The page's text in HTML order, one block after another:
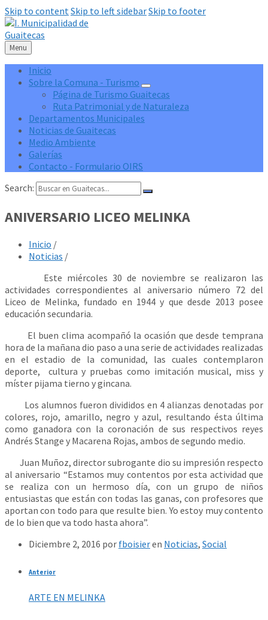
Skip to contentSkip to left sidebarSkip to footer
Menu
Inicio
Sobre la Comuna - Turismo
Página de Turismo Guaitecas
Ruta Patrimonial y de Naturaleza
Departamentos Municipales
Noticias de Guaitecas
Medio Ambiente
Galerías
Contacto - Formulario OIRS
Search:
ANIVERSARIO LICEO MELINKA
Inicio /
Noticias /
Este miércoles 30 de noviembre se realizaron las
actividades correspondientes al aniversario número 72 del
Liceo de Melinka, fundado en 1944 y que desde 2013 posee
educación secundaria.
El buen clima acompañó la ocasión que desde temprana
hora de la mañana dio paso a una serie de actividades realizadas
en el estadio de la comunidad, las cuales contemplaron
deporte, cultura y pruebas como imitación musical, miss y
míster pijama tierno y gincana.
Los alumnos fueron divididos en 4 alianzas denotadas por
colores, rojo, amarillo, negro y azul, resultando ésta última
como ganadora con la coronación de sus respectivos reyes
Andrés Stange y Macarena Rojas, ambos de segundo medio.
Juan Muñoz, director subrogante dio su impresión respecto
al aniversario “Estamos muy contentos por esta actividad que
se realiza con un hermoso día, con un grupo de niños
entusiastas que están con todas las ganas, con profesores que
aportan con todo para que resulte bien. Yo estoy muy contento
de lo bien que va todo hasta ahora”.
Diciembre 2, 2016 por fboisieren Noticias, Social
Anterior
ARTE EN MELINKA